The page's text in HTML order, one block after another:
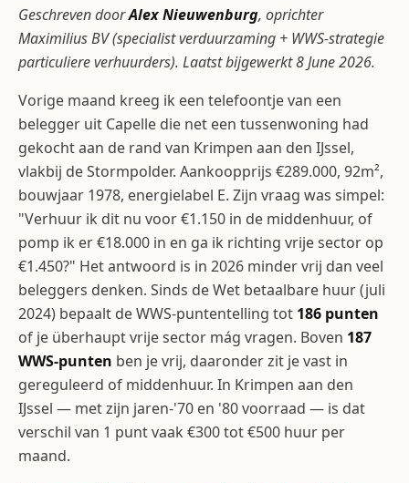
Geschreven doorAlex Nieuwenburg, oprichter
Maximilius BV (specialist verduurzaming + WWS-strategie
particuliere verhuurders). Laatst bijgewerkt 8 June 2026.
Vorige maand kreeg ik een telefoontje van een
belegger uit Capelle die net een tussenwoning had
gekocht aan de rand van Krimpen aan den IJssel,
vlakbij de Stormpolder. Aankoopprijs €289.000, 92m²,
bouwjaar 1978, energielabel E. Zijn vraag was simpel:
"Verhuur ik dit nu voor €1.150 in de middenhuur, of
pomp ik er €18.000 in en ga ik richting vrije sector op
€1.450?" Het antwoord is in 2026 minder vrij dan veel
beleggers denken. Sinds de Wet betaalbare huur (juli
2024) bepaalt de WWS-puntentelling tot 186 punten
of je überhaupt vrije sector mág vragen. Boven 187
WWS-punten ben je vrij, daaronder zit je vast in
gereguleerd of middenhuur. In Krimpen aan den
IJssel — met zijn jaren-'70 en '80 voorraad — is dat
verschil van 1 punt vaak €300 tot €500 huur per
maand.